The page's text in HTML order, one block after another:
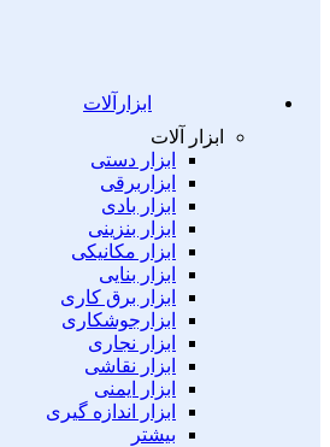
ابزارآلات
ابزار آلات
ابزار دستی
ابزاربرقی
ابزار بادی
ابزار بنزینی
ابزار مکانیکی
ابزار بنایی
ابزار برق کاری
ابزارجوشکاری
ابزار نجاری
ابزار نقاشی
ابزار ایمنی
ابزار اندازه گیری
بیشتر